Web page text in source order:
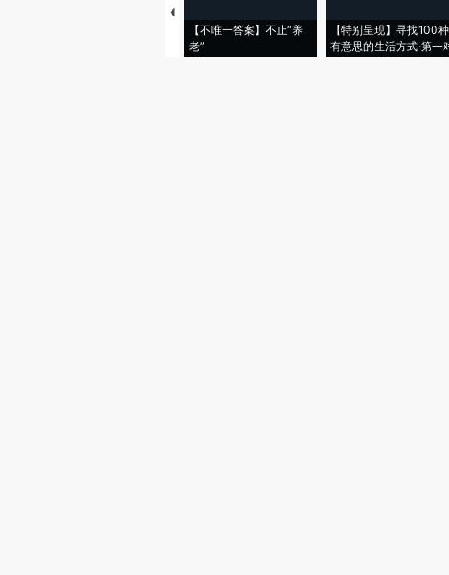
【不唯一答案】不止“养
老”
【特别呈现】寻找100种
有意思的生活方式·第一